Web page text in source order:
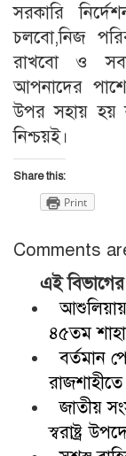
সরকারি
চলবো,নিজ
রাখবো ও
আপনাদের
উপর সহায় হয়
নিশ্চয়ই।
Share this:
Print
Comments
এই
আশুলিয়ায়
৪৫তম
বর্তমান
রাজশাহীতে :
জাতীয়
স্বরাষ্ট্র